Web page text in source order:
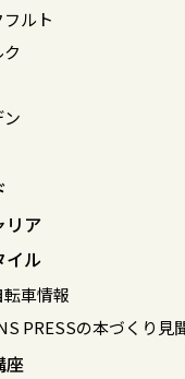
ルト
ン
リア
イル
転車情報
PRESSの本づくり見
座